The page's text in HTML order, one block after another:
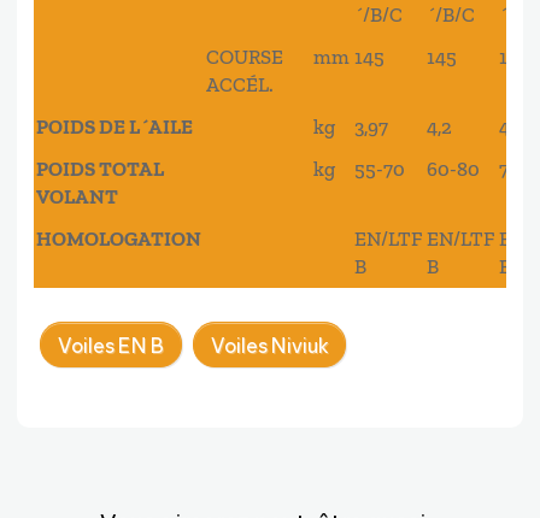
´/B/C
´/B/C
´/B/
COURSE
ACCÉL.
mm 145 145 145
POIDS DE L´AILE kg 3,97 4,2
4,5
POIDS TOTAL
VOLANT
kg 55-70 60-80 70-
HOMOLOGATION
EN/LTF
B
EN/LTF
B
EN/
B
Voiles EN B Voiles Niviuk